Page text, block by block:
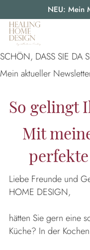
NEU: Mein
SCHÖN, DASS SIE DA
Mein aktueller
So gelingt
Mit
Liebe Freunde und
HOME DESIGN,
hätten Sie gern eine
Küche? In der